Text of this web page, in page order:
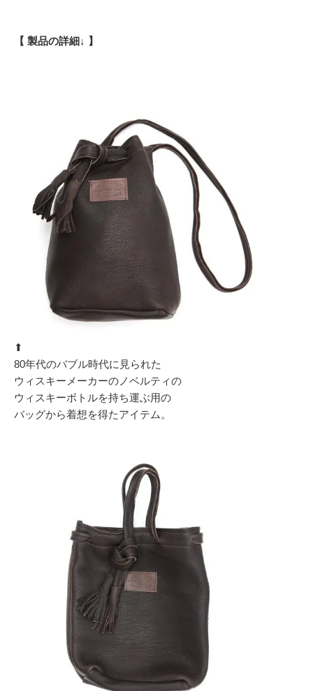
【 製品の詳細↓ 】
⬆︎
80年代のバブル時代に見られた
ウィスキーメーカーのノベルティの
ウィスキーボトルを持ち運ぶ用の
バッグから着想を得たアイテム。